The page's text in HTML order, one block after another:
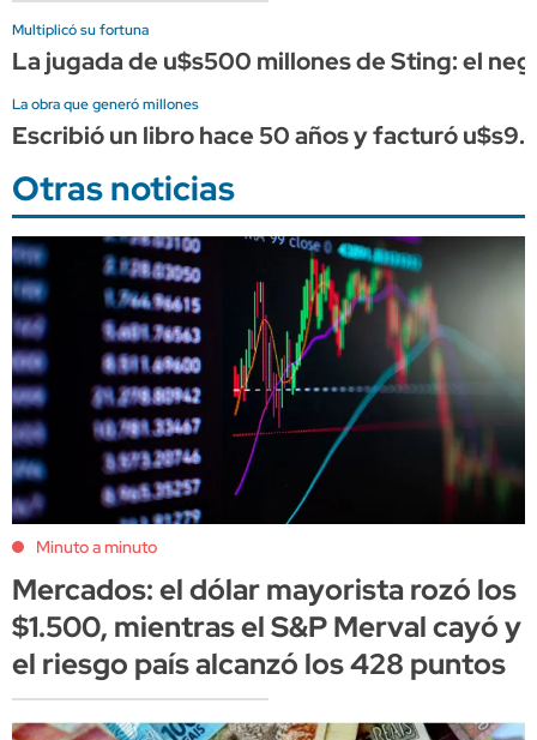
Multiplicó su fortuna
La jugada de u$s500 millones de Sting: el
La obra que generó millones
Escribió un libro hace 50 años y facturó
Otras noticias
Minuto a minuto
Mercados: el dólar mayorista rozó los
$1.500, mientras el S&P Merval cayó y
el riesgo país alcanzó los 428 puntos